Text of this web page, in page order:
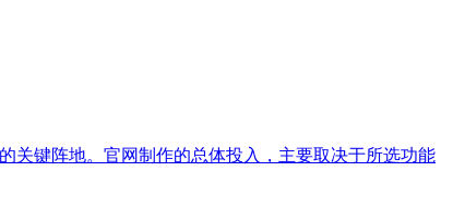
关键阵地。官网制作的总体投入，主要取决于所选功能